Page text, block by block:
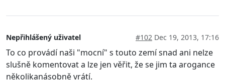
Nepřihlášený uživatel #102 Dec 19, 2013, 17:16
To co provádí naši "mocní" s touto zemí snad ani nelze
slušně komentovat a lze jen věřit, že se jim ta arogance
několikanásobně vrátí.